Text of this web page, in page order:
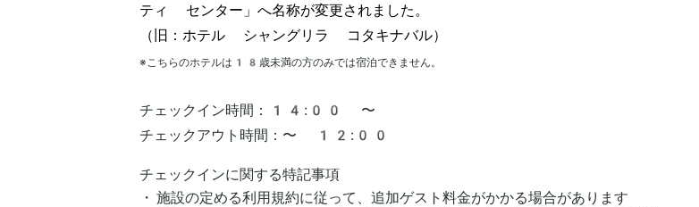
ティ センター」へ名称が変更されました。
（旧：ホテル シャングリラ コタキナバル）
※こちらのホテルは 18 歳未満の方のみでは宿泊できません。
チェックイン時間：
14:00 〜
チェックアウト時間： 〜 12:00
チェックインに関する特記事項
施設の定める利用規約に従って、追加ゲスト料金がかかる場合があります